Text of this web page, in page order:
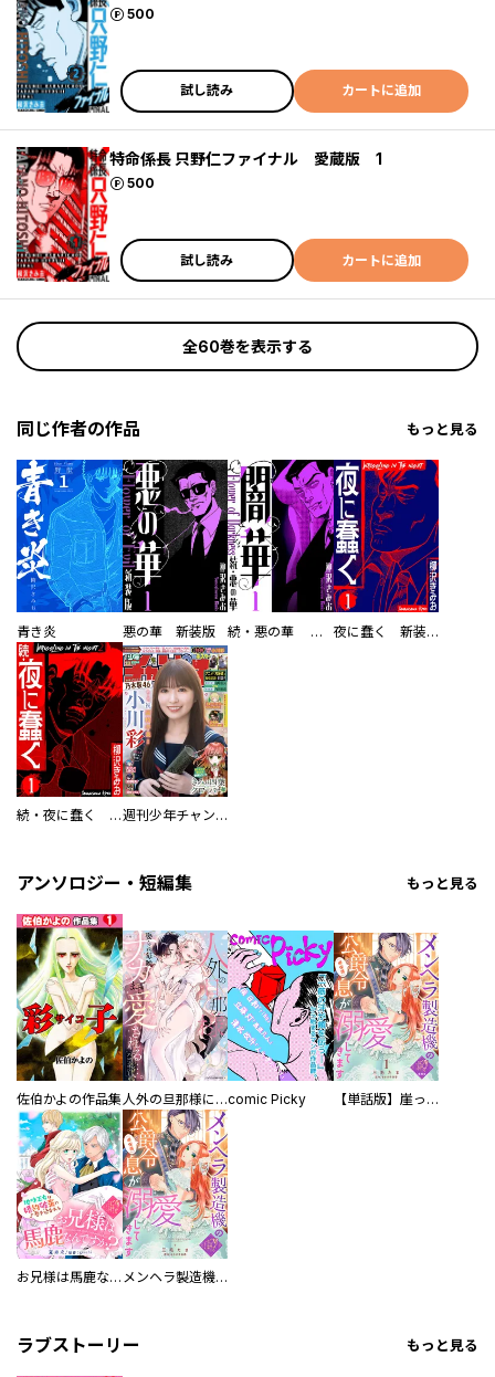
500
ポイント
試し読み カートに追加
特命係長 只野仁ファイナル 愛蔵版 1
500
ポイント
試し読み カートに追加
全60巻を表示する
同じ作者の作品 もっと見る
青き炎 悪の華 新装版 続・悪の華 闇華 新装版 夜に蠢く 新装版
続・夜に蠢く 新装版 週刊少年チャンピオン
アンソロジー・短編集 もっと見る
佐伯かよの作品集 人外の旦那様に娶られ毎晩ナカまで愛される…。アンソロジーcomic Picky 【単話版】崖っぷち令嬢ですが、意地と策略で幸せになります！シリーズ
お兄様は馬鹿なんですか？～地味王女は婚約破棄に巻き込まれる～ メンヘラ製造機の公爵令息（過保護）が溺愛してきます
ラブストーリー もっと見る